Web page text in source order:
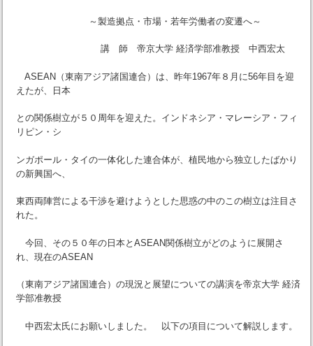
～製造拠点・市場・若年労働者の変遷へ～
講 師 帝京大学 経済学部准教授 中西宏太
ASEAN（東南アジア諸国連合）は、昨年1967年８月に56年目を迎
えたが、日本
との関係樹立が５０周年を迎えた。インドネシア・マレーシア・フィ
リピン・シ
ンガポール・タイの一体化した連合体が、植民地から独立したばかり
の新興国へ、
東西両陣営による干渉を避けようとした思惑の中のこの樹立は注目さ
れた。
今回、その５０年の日本とASEAN関係樹立がどのように展開さ
れ、現在のASEAN
（東南アジア諸国連合）の現況と展望についての講演を帝京大学 経済
学部准教授
中西宏太氏にお願いしました。 以下の項目について解説します。